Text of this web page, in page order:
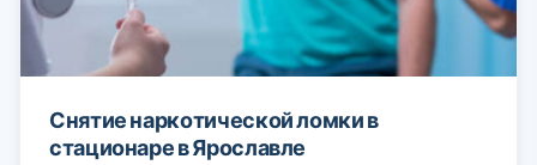
Снятие наркотической ломки в
стационаре в Ярославле